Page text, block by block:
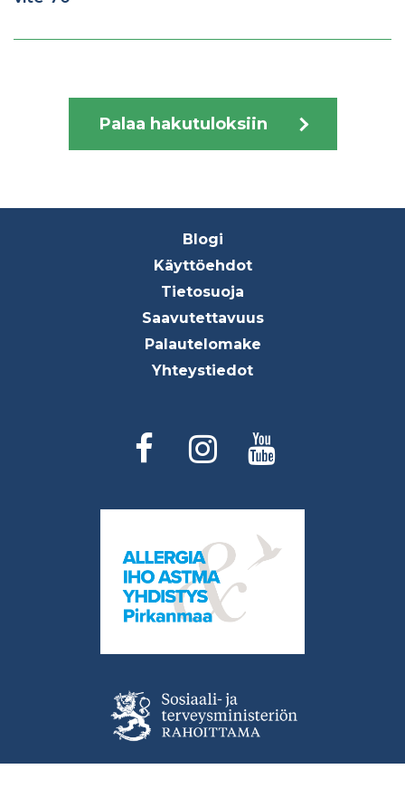
Palaa hakutuloksiin
Blogi
Käyttöehdot
Tietosuoja
Saavutettavuus
Palautelomake
Yhteystiedot